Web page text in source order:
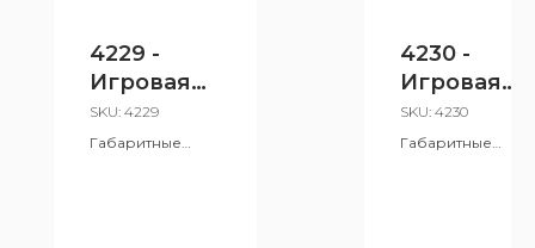
4229 -
Игровая
панель
«Счеты»
SKU: 4229
Габаритные
4230 -
Игровая
панель
«Такси»
SKU: 4230
Габаритные